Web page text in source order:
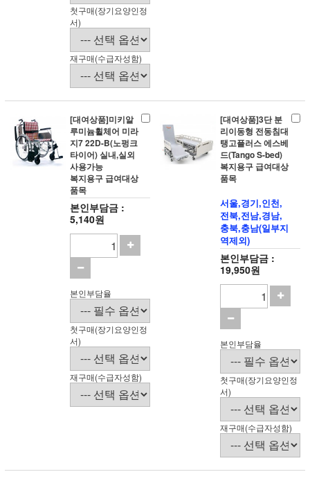
첫구매(장기요양인정
서)
재구매(수급자성함)
[대여상품]미키알
루미늄휠체어 미라
지7 22D-B(노펑크
타이어) 실내,실외
사용가능
복지용구 급여대상
품목
본인부담금 :
5,140원
본인부담율
첫구매(장기요양인정
서)
재구매(수급자성함)
[대여상품]3단 분
리이동형 전동침대
탱고플러스 에스베
드(Tango S-bed)
복지용구 급여대상
품목
서울,경기,인천,
전북,전남,경남,
충북,충남(일부지
역제외)
본인부담금 :
19,950원
본인부담율
첫구매(장기요양인정
서)
재구매(수급자성함)